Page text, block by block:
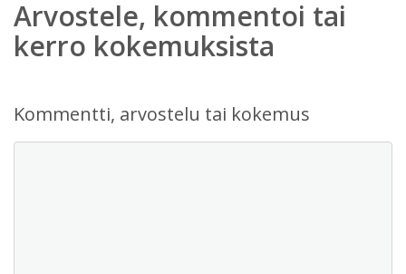
Arvostele, kommentoi tai
kerro kokemuksista
Kommentti, arvostelu tai kokemus